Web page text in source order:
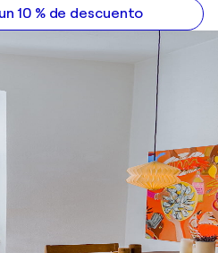
10 % de descuento